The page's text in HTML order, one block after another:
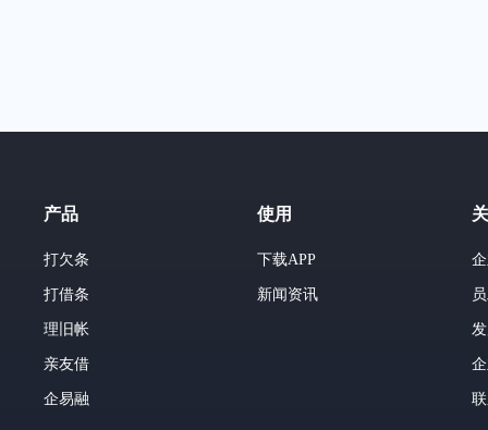
产品
打欠条
打借条
理旧帐
亲友借
企易融
使用
下载APP
新闻资讯